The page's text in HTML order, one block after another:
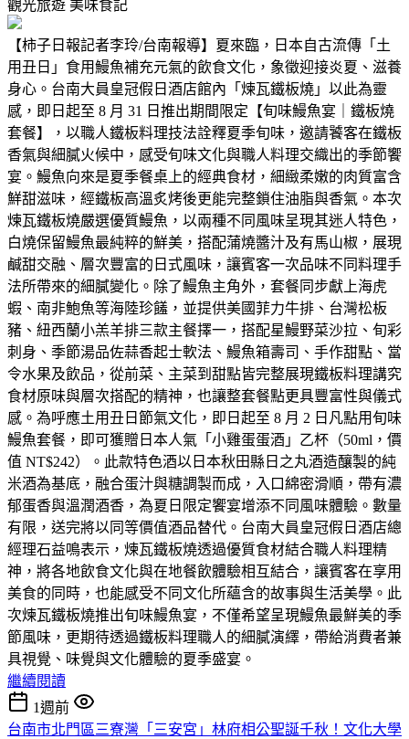
觀光旅遊 美味食記
【柿子日報記者李玲/台南報導】夏來臨，日本自古流傳「土
用丑日」食用鰻魚補充元氣的飲食文化，象徵迎接炎夏、滋養
身心。台南大員皇冠假日酒店館內「煉瓦鐵板燒」以此為靈
感，即日起至 8 月 31 日推出期間限定【旬味鰻魚宴｜鐵板燒
套餐】，以職人鐵板料理技法詮釋夏季旬味，邀請饕客在鐵板
香氣與細膩火候中，感受旬味文化與職人料理交織出的季節饗
宴。鰻魚向來是夏季餐桌上的經典食材，細緻柔嫩的肉質富含
鮮甜滋味，經鐵板高溫炙烤後更能完整鎖住油脂與香氣。本次
煉瓦鐵板燒嚴選優質鰻魚，以兩種不同風味呈現其迷人特色，
白燒保留鰻魚最純粹的鮮美，搭配蒲燒醬汁及有馬山椒，展現
鹹甜交融、層次豐富的日式風味，讓賓客一次品味不同料理手
法所帶來的細膩變化。除了鰻魚主角外，套餐同步獻上海虎
蝦、南非鮑魚等海陸珍饈，並提供美國菲力牛排、台灣松板
豬、紐西蘭小羔羊排三款主餐擇一，搭配星鰻野菜沙拉、旬彩
刺身、季節湯品佐蒜香起士軟法、鰻魚箱壽司、手作甜點、當
令水果及飲品，從前菜、主菜到甜點皆完整展現鐵板料理講究
食材原味與層次搭配的精神，也讓整套餐點更具豐富性與儀式
感。為呼應土用丑日節氣文化，即日起至 8 月 2 日凡點用旬味
鰻魚套餐，即可獲贈日本人氣「小雞蛋蛋酒」乙杯（50ml，價
值 NT$242）。此款特色酒以日本秋田縣日之丸酒造釀製的純
米酒為基底，融合蛋汁與糖調製而成，入口綿密滑順，帶有濃
郁蛋香與溫潤酒香，為夏日限定饗宴增添不同風味體驗。數量
有限，送完將以同等價值酒品替代。台南大員皇冠假日酒店總
經理石益鳴表示，煉瓦鐵板燒透過優質食材結合職人料理精
神，將各地飲食文化與在地餐飲體驗相互結合，讓賓客在享用
美食的同時，也能感受不同文化所蘊含的故事與生活美學。此
次煉瓦鐵板燒推出旬味鰻魚宴，不僅希望呈現鰻魚最鮮美的季
節風味，更期待透過鐵板料理職人的細膩演繹，帶給消費者兼
具視覺、味覺與文化體驗的夏季盛宴。
繼續閱讀
1週前
台南市北門區三寮灣「三安宮」林府相公聖誕千秋！文化大學